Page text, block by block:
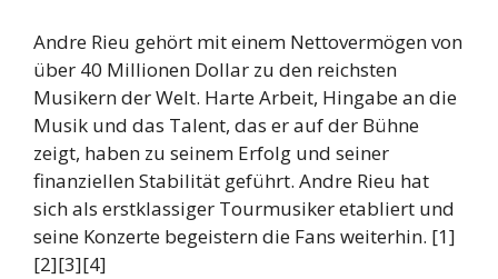
Andre Rieu gehört mit einem Nettovermögen von
über 40 Millionen Dollar zu den reichsten
Musikern der Welt. Harte Arbeit, Hingabe an die
Musik und das Talent, das er auf der Bühne
zeigt, haben zu seinem Erfolg und seiner
finanziellen Stabilität geführt. Andre Rieu hat
sich als erstklassiger Tourmusiker etabliert und
seine Konzerte begeistern die Fans weiterhin. [1]
[2][3][4]